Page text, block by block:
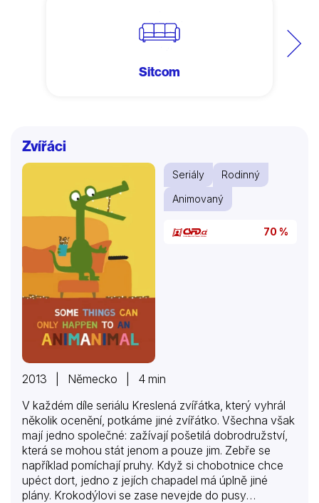
Další
Sitcom
Zvířáci
Seriály
Rodinný
Animovaný
70 %
2013 | Německo | 4 min
V každém díle seriálu Kreslená zvířátka, který vyhrál
několik ocenění, potkáme jiné zvířátko. Všechna však
mají jedno společné: zažívají pošetilá dobrodružství,
která se mohou stát jenom a pouze jim. Zebře se
například pomíchají pruhy. Když si chobotnice chce
upéct dort, jedno z jejích chapadel má úplně jiné
plány. Krokodýlovi se zase nevejde do pusy